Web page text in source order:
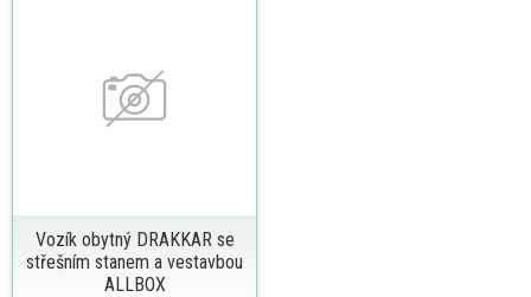
Vozík obytný DRAKKAR se
střešním stanem a vestavbou
ALLBOX